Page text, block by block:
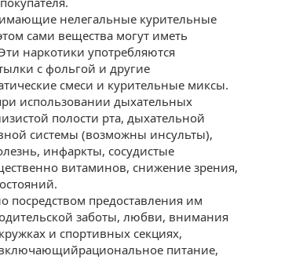
нелегальные курительные
сами вещества могут иметь
наркотики употребляются
с фольгой и другие
смеси и курительные миксы.
использовании дыхательных
полости рта, дыхательной
системы (возможны инсульты),
инфаркты, сосудистые
витаминов, снижение зрения,
посредством предоставления им
заботы, любви, внимания
и спортивных секциях,
включающийрациональное питание,